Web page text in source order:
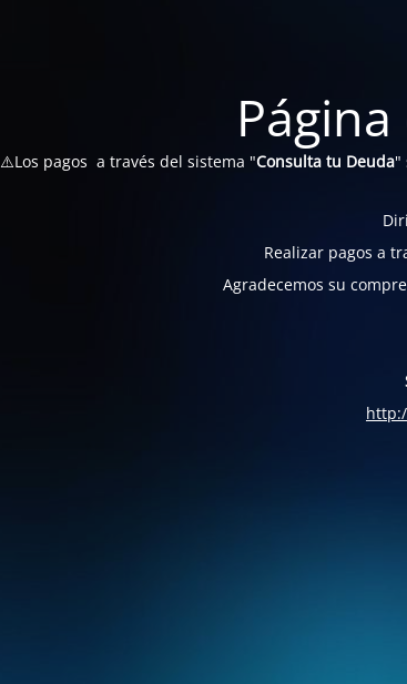
⚠️Los pagos a través del sistema "Consulta tu Deuda"
Realizar pagos a
Agradecemos su